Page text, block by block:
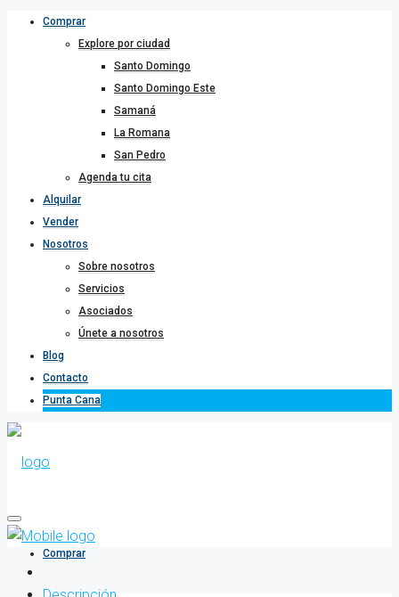
Comprar
Explore por ciudad
Santo Domingo
Santo Domingo Este
Samaná
La Romana
San Pedro
Agenda tu cita
Alquilar
Vender
Nosotros
Sobre nosotros
Servicios
Asociados
Únete a nosotros
Blog
Contacto
Punta Cana
Comprar